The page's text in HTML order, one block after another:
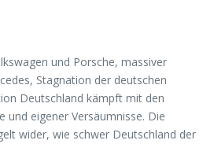
und Porsche, massiver
Stagnation der deutschen
Deutschland kämpft mit den
und eigener Versäumnisse. Die
wider, wie schwer Deutschland der